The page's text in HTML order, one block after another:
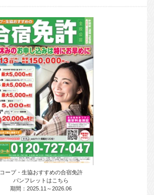
コープ・生協おすすめの合宿免許
パンフレットはこちら
期間：2025.11～2026.06